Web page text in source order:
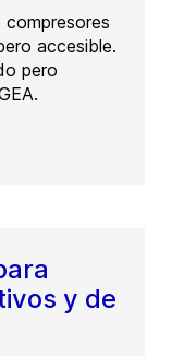
accesible.
pero
y de